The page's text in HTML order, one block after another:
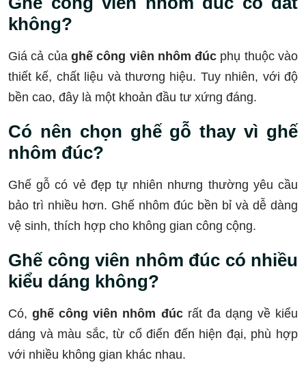
không?
Giá cả của ghế công viên nhôm đúc phụ thuộc vào
thiết kế, chất liệu và thương hiệu. Tuy nhiên, với độ
bền cao, đây là một khoản đầu tư xứng đáng.
Có nên chọn ghế gỗ thay vì ghế
nhôm đúc?
Ghế gỗ có vẻ đẹp tự nhiên nhưng thường yêu cầu
bảo trì nhiều hơn. Ghế nhôm đúc bền bỉ và dễ dàng
vệ sinh, thích hợp cho không gian công cộng.
Ghế công viên nhôm đúc có nhiều
kiểu dáng không?
Có,ghế công viên nhôm đúcrất đa dạng về kiểu
dáng và màu sắc, từ cổ điển đến hiện đại, phù hợp
với nhiều không gian khác nhau.